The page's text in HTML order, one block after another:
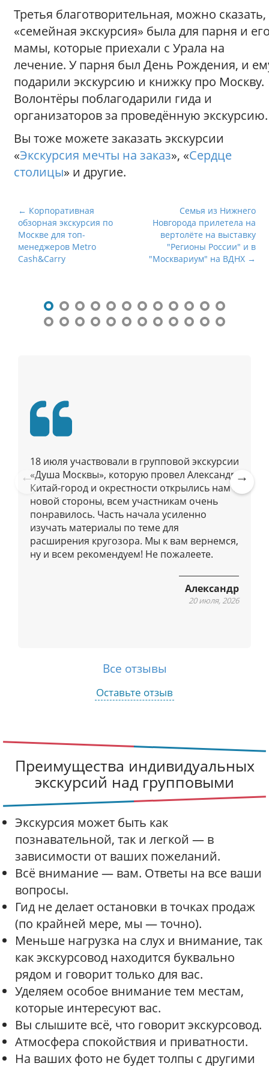
Третья благотворительная, можно сказать,
«семейная экскурсия» была для парня и
мамы, которые приехали с Урала на
лечение. У парня был День Рождения, и
подарили экскурсию и книжку про Москву.
Волонтёры поблагодарили гида и
организаторов за проведённую экскурсию.
Вы тоже можете заказать экскурсии
«Экскурсия мечты на заказ», «Сердце
столицы» и другие.
Н
а
в
и
а
← Корпоративная
обзорная экскурсия по
Москве для топ-
менеджеров Metro
Cash&Carry
Семья из Нижнего
Новгорода прилетела на
вертолёте на выставку
"Регионы России" и в
"Москвариум" на ВДНХ →
Pre
vio
us
18 июля участвовали в групповой экскурсии
«Душа Москвы», которую провел Александр.
Китай-город и окрестности открылись нам с
новой стороны, всем участникам очень
понравилось. Часть начала усиленно
изучать материалы по теме для
расширения кругозора. Мы к вам вернемся,
ну и всем рекомендуем! Не пожалеете.
Александр
20 июля, 2026
Ne
Все отзывы
Оставьте отзыв
Преимущества индивидуальных
экскурсий над групповыми
Экскурсия может быть как
познавательной, так и легкой — в
зависимости от ваших пожеланий.
Всё внимание — вам. Ответы на все ваши
вопросы.
Гид не делает остановки в точках продаж
(по крайней мере, мы — точно).
Меньше нагрузка на слух и внимание, так
как экскурсовод находится буквально
рядом и говорит только для вас.
Уделяем особое внимание тем местам,
которые интересуют вас.
Вы слышите всё, что говорит экскурсовод.
Атмосфера спокойствия и приватности.
На ваших фото не будет толпы с другими